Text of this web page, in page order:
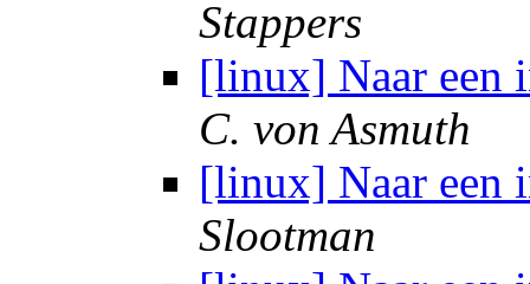
Stappers
[linux] Naar een
C. von Asmuth
[linux] Naar een
Slootman